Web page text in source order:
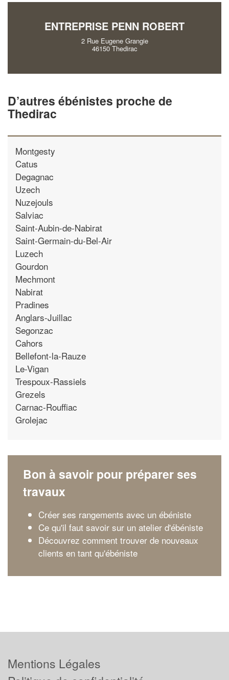
ENTREPRISE PENN ROBERT
2 Rue Eugene Grangie
46150 Thedirac
D’autres ébénistes proche de
Thedirac
Montgesty
Catus
Degagnac
Uzech
Nuzejouls
Salviac
Saint-Aubin-de-Nabirat
Saint-Germain-du-Bel-Air
Luzech
Gourdon
Mechmont
Nabirat
Pradines
Anglars-Juillac
Segonzac
Cahors
Bellefont-la-Rauze
Le-Vigan
Trespoux-Rassiels
Grezels
Carnac-Rouffiac
Grolejac
Bon à savoir pour préparer ses
travaux
Créer ses rangements avec un ébéniste
Ce qu'il faut savoir sur un atelier d'ébéniste
Découvrez comment trouver de nouveaux
clients en tant qu'ébéniste
En savoir
Mentions Légales